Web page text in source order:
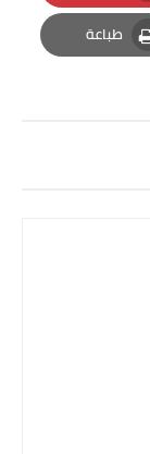
Pinterest
طباعة
Print